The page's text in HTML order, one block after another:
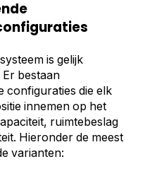
is gelijk
bestaan
configuraties die elk
innemen op het
ruimtebeslag
Hieronder de meest
varianten: